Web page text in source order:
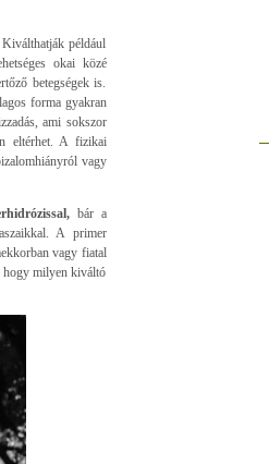
például
okai közé
betegségek is.
forma gyakran
ami sokszor
eltérhet. A fizikai
vagy
bár a
A primer
vagy fiatal
hogy milyen kiváltó